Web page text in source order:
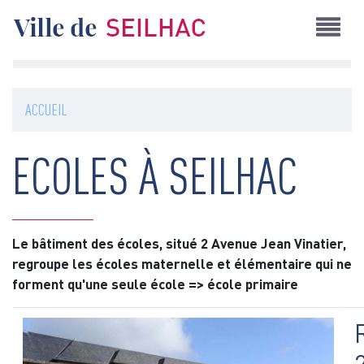
au
ACCUEIL
ECOLES À SEILHAC
Le bâtiment des écoles, situé 2 Avenue Jean Vinatier,
regroupe les écoles maternelle et élémentaire qui ne
forment qu'une seule école => école primaire